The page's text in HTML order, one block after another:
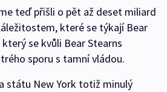
teď přišli o pět až deset miliard
které se týkají Bear
se kvůli Bear Stearns
sporu s tamní vládou.
státu New York totiž minulý